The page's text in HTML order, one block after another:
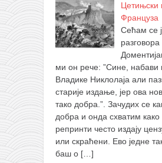
Цетињски
Француза
Сећам се
ми он рече: ”Сине, набави
Владике Никлолаја али
старије издање, јер ова
тако добра.”. Зачудих се
добра и онда схватим како
репринти често издају
или скраћени. Ево једне
баш о […]